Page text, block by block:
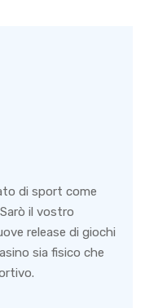
di sport come
il vostro
release di giochi
sia fisico che